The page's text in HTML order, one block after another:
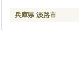
兵庫県 淡路市